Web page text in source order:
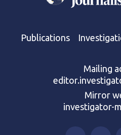
Publications
Mailing
Mirror
investigator-